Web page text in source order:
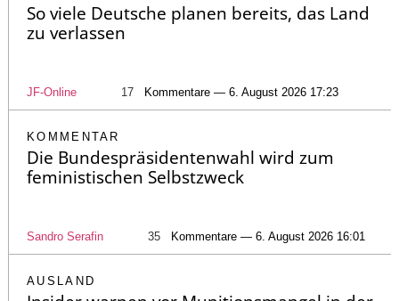
So viele Deutsche planen bereits, das Land
zu verlassen
JF-Online 17 Kommentare — 6. August 2026 17:23
KOMMENTAR
Die Bundespräsidentenwahl wird zum
feministischen Selbstzweck
Sandro Serafin 35 Kommentare — 6. August 2026 16:01
AUSLAND